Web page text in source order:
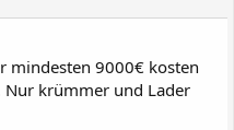
mindesten 9000€ kosten
krümmer und Lader